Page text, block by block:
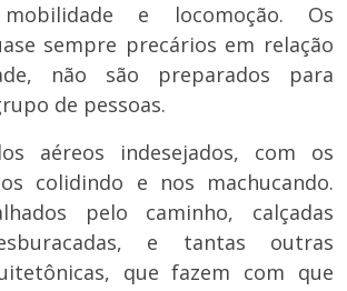
e locomoção. Os
sempre precários em relação
não são preparados para
de pessoas.
aéreos indesejados, com os
colidindo e nos machucando.
pelo caminho, calçadas
e tantas outras
que fazem com que